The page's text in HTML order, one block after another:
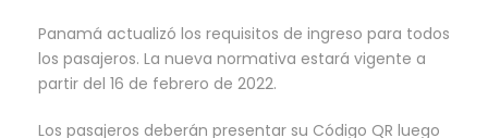
Panamá actualizó los requisitos de ingreso para todos
los pasajeros. La nueva normativa estará vigente a
partir del 16 de febrero de 2022.
Los pasajeros deberán presentar su Código QR luego